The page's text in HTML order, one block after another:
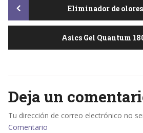
Post
navigation
Eliminador de olores
Asics Gel Quantum
Deja un
Tu dirección de correo electrónico no
Comentario